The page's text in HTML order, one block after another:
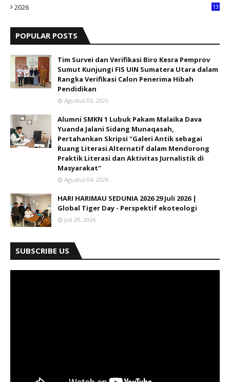
2026
13
POPULAR POSTS
Tim Survei dan Verifikasi Biro Kesra Pemprov
Sumut Kunjungi FIS UIN Sumatera Utara dalam
Rangka Verifikasi Calon Penerima Hibah
Pendidikan
Agustus 03, 2026
Alumni SMKN 1 Lubuk Pakam Malaika Dava
Yuanda Jalani Sidang Munaqasah,
Pertahankan Skripsi "Galeri Antik sebagai
Ruang Literasi Alternatif dalam Mendorong
Praktik Literasi dan Aktivitas Jurnalistik di
Masyarakat"
Agustus 04, 2026
HARI HARIMAU SEDUNIA 2026 29 Juli 2026 |
Global Tiger Day - Perspektif ekoteologi
Juli 29, 2026
SUBSCRIBE US